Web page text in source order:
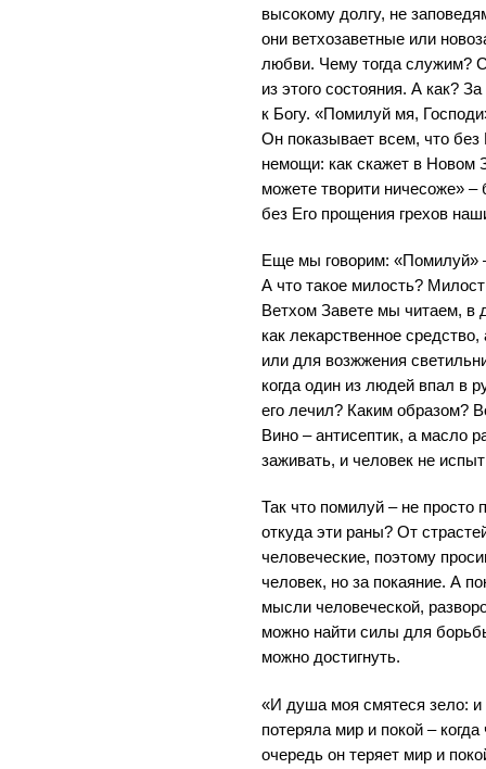
высокому долгу, не
они ветхозаветные или
любви. Чему тогда служим?
из этого состояния. А как?
к Богу. «Помилуй мя,
Он показывает всем, что
немощи: как скажет в Новом
можете творити ничесоже» –
без Его прощения грехов
Еще мы говорим: «Помилуй»
А что такое милость?
Ветхом Завете мы читаем, в
как лекарственное
или для возжжения
когда один из людей впал в
его лечил? Каким образом?
Вино – антисептик, а масло
заживать, и человек не
Так что помилуй – не просто
откуда эти раны? От
человеческие, поэтому
человек, но за покаяние. А
мысли человеческой,
можно найти силы для
можно достигнуть.
«И душа моя смятеся зело:
потеряла мир и покой –
очередь он теряет мир и